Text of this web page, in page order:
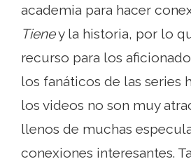
academia para hacer
Tieney la historia, por lo
recurso para los
los fanáticos de las series
los videos no son muy
llenos de muchas
conexiones interesantes.